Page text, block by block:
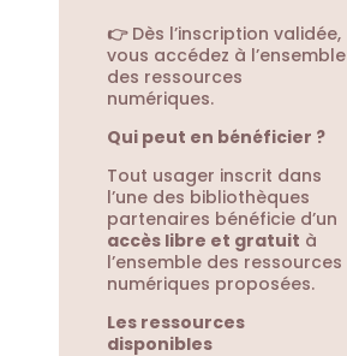
👉Dès l’inscription validée,
vous accédez à l’ensemble
des ressources
numériques.
Qui peut en bénéficier ?
Tout usager inscrit dans
l’une des bibliothèques
partenaires bénéficie d’un
accès libre et gratuit à
l’ensemble des ressources
numériques proposées.
Les ressources
disponibles